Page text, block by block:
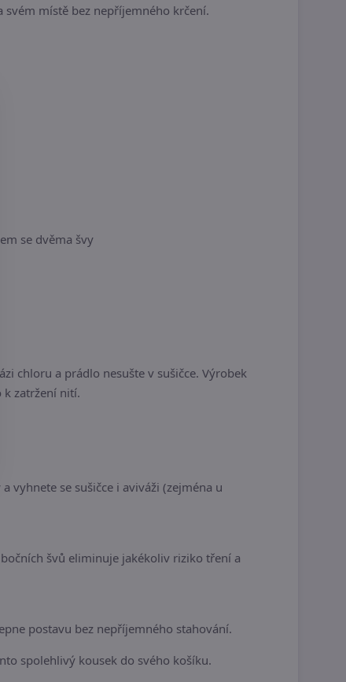
místě bez nepříjemného krčení.
se dvěma švy
chloru a prádlo nesušte v sušičce. Výrobek
k zatržení nití.
vyhnete se sušičce i aviváži (zejména u
švů eliminuje jakékoliv riziko tření a
postavu bez nepříjemného stahování.
spolehlivý kousek do svého košíku.